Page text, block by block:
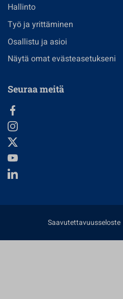
Hallinto
Työ ja yrittäminen
Osallistu ja asioi
Näytä omat evästeasetukseni
Seuraa meitä
Saavutettavuusseloste